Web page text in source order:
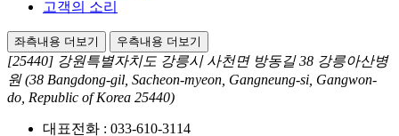
고객의 소리
좌측내용 더보기 우측내용 더보기
[25440] 강원특별자치도 강릉시 사천면 방동길 38 강릉아산병
원 (38 Bangdong-gil, Sacheon-myeon, Gangneung-si, Gangwon-
do, Republic of Korea 25440)
대표전화 : 033-610-3114